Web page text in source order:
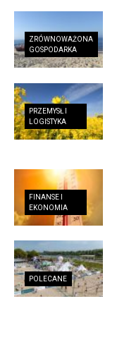
ZRÓWNOWAŻONA
GOSPODARKA
PRZEMYSŁ I
LOGISTYKA
FINANSE I
EKONOMIA
POLECANE